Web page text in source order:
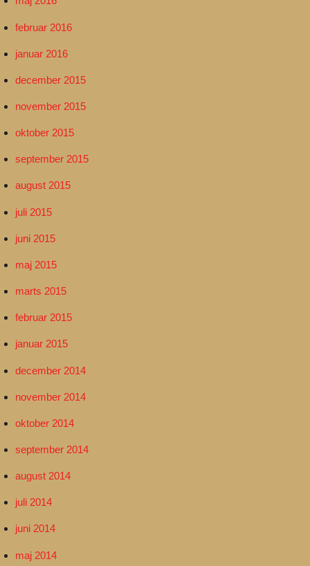
februar 2016
januar 2016
december 2015
november 2015
oktober 2015
september 2015
august 2015
juli 2015
juni 2015
maj 2015
marts 2015
februar 2015
januar 2015
december 2014
november 2014
oktober 2014
september 2014
august 2014
juli 2014
juni 2014
maj 2014